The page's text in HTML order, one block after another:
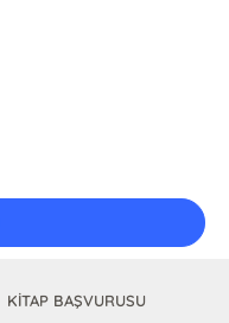
KİTAP BAŞVURUSU